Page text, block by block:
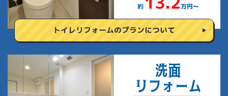
約 万円〜
トイレリフォームのプランについて
洗面
リフォーム